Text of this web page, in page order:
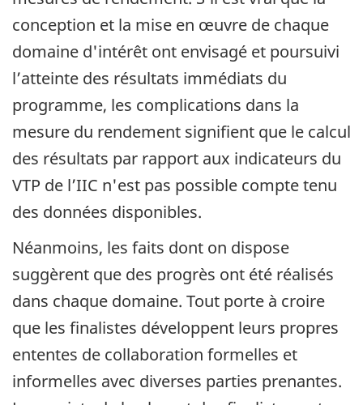
conception et la mise en œuvre de chaque
domaine d'intérêt ont envisagé et poursuivi
l’atteinte des résultats immédiats du
programme, les complications dans la
mesure du rendement signifient que le calcul
des résultats par rapport aux indicateurs du
VTP de l’IIC n'est pas possible compte tenu
des données disponibles.
Néanmoins, les faits dont on dispose
suggèrent que des progrès ont été réalisés
dans chaque domaine. Tout porte à croire
que les finalistes développent leurs propres
ententes de collaboration formelles et
informelles avec diverses parties prenantes.